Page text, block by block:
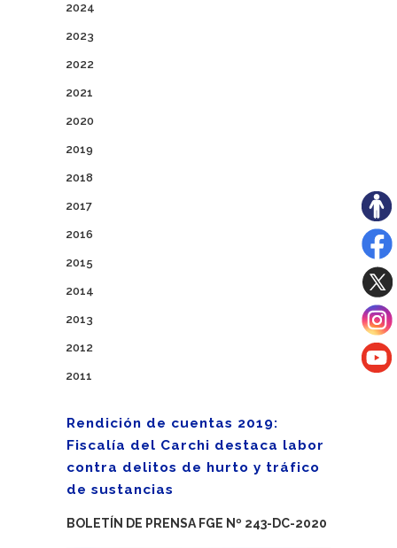
2024
2023
2022
2021
2020
2019
2018
2017
2016
2015
2014
2013
2012
2011
Rendición de cuentas 2019:
Fiscalía del Carchi destaca labor
contra delitos de hurto y tráfico
de sustancias
BOLETÍN DE PRENSA FGE Nº 243-DC-2020